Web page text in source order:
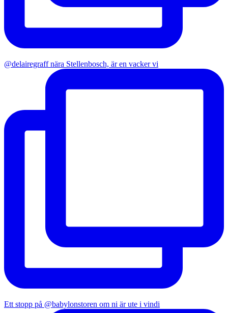
@delairegraff nära Stellenbosch, är en vacker vi
Ett stopp på @babylonstoren om ni är ute i vindi